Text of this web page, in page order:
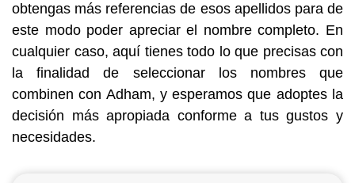
obtengas más referencias de esos apellidos para de
este modo poder apreciar el nombre completo. En
cualquier caso, aquí tienes todo lo que precisas con
la finalidad de seleccionar los nombres que
combinen con Adham, y esperamos que adoptes la
decisión más apropiada conforme a tus gustos y
necesidades.